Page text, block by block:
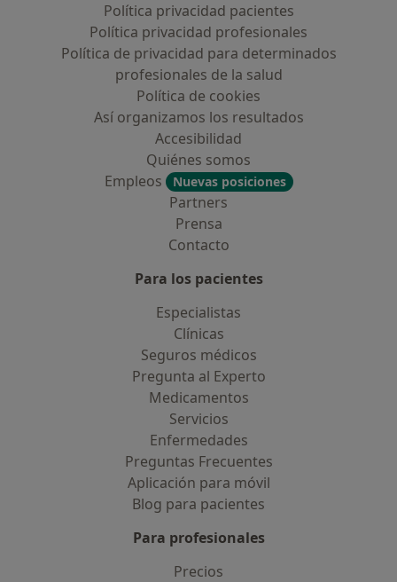
Política privacidad pacientes
Política privacidad profesionales
Política de privacidad para determinados
profesionales de la salud
Política de cookies
Así organizamos los resultados
Accesibilidad
Quiénes somos
Empleos
Nuevas posiciones
Partners
Prensa
Contacto
Para los pacientes
Especialistas
Clínicas
Seguros médicos
Pregunta al Experto
Medicamentos
Servicios
Enfermedades
Preguntas Frecuentes
Aplicación para móvil
Blog para pacientes
Para profesionales
Precios